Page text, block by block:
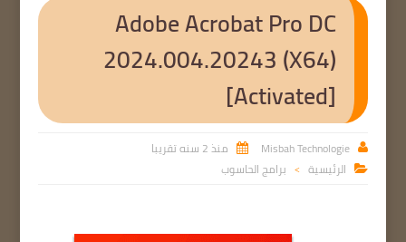
Adobe Acrobat Pro DC
2024.004.20243 (X64)
[Activated]

Misbah Technologie
 منذ 2 سنه تقريبا
 الرئيسية > برامج الحاسوب